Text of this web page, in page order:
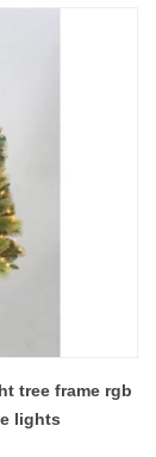
tree frame rgb
lights